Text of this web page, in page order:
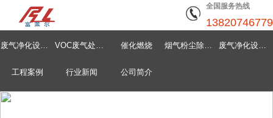
全国服务热线
13820746779
废气净化设备首页 VOC废气处理设备 催化燃烧 烟气粉尘除尘器 废气净化设备中心
工程案例 行业新闻 公司简介